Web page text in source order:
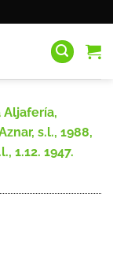
Aljafería,
s.l., 1988,
1.12. 1947.